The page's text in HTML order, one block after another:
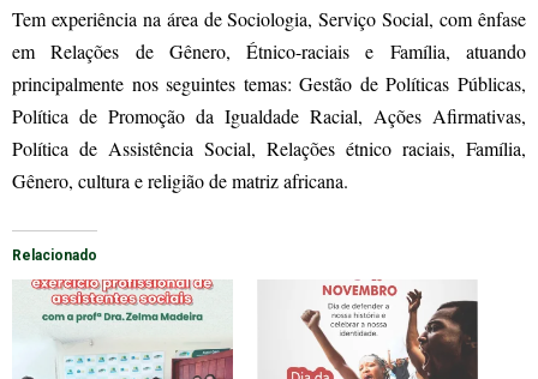
Tem experiência na área de Sociologia, Serviço Social, com ênfase
em Relações de Gênero, Étnico-raciais e Família, atuando
principalmente nos seguintes temas: Gestão de Políticas Públicas,
Política de Promoção da Igualdade Racial, Ações Afirmativas,
Política de Assistência Social, Relações étnico raciais, Família,
Gênero, cultura e religião de matriz africana.
Relacionado